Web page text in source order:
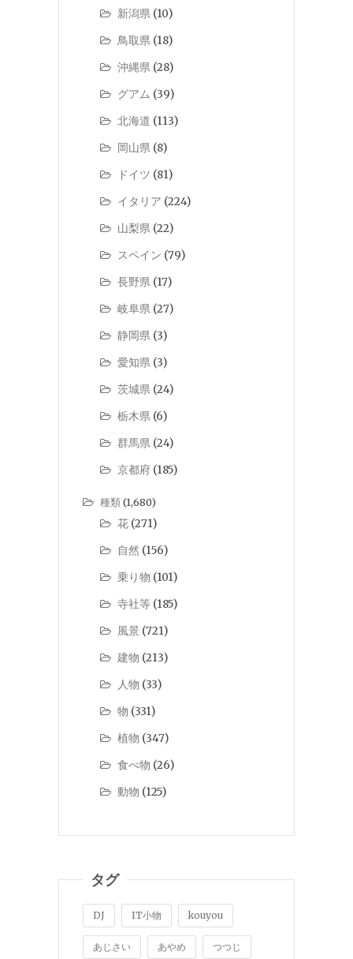
新潟県 (10)
鳥取県 (18)
沖縄県 (28)
グアム (39)
北海道 (113)
岡山県 (8)
ドイツ (81)
イタリア (224)
山梨県 (22)
スペイン (79)
長野県 (17)
岐阜県 (27)
静岡県 (3)
愛知県 (3)
茨城県 (24)
栃木県 (6)
群馬県 (24)
京都府 (185)
種類(1,680)
花 (271)
自然 (156)
乗り物 (101)
寺社等 (185)
風景 (721)
建物 (213)
人物 (33)
物 (331)
植物 (347)
食べ物 (26)
動物 (125)
タグ
DJ IT小物 kouyou
あじさい あやめ つつじ